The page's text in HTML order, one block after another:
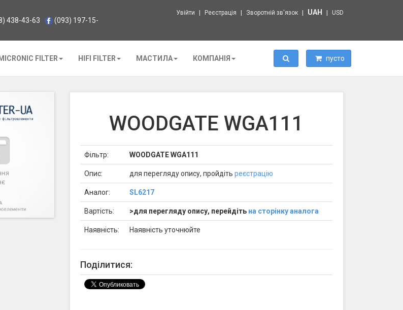
438-43-63
(093) 197-15-
Увійти Реєстрація Зворотній зв'язок UAH USD
MICRONIC FILTER HIFI FILTER МАСТИЛА КОМПАНІЯ пусто
Пошук
WOODGATE WGA111
Фільтр: WOODGATE WGA111
Опис: для перегляду опису, пройдіть реєстрацію
Аналог: SL6217
Вартість: >для перегляду опису, перейдіть на сторінку аналога
Наявність: Наявність уточнюйте
Поділитися: